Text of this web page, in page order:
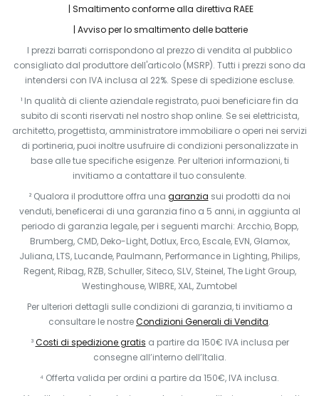
Smaltimento conforme alla direttiva RAEE
Avviso per lo smaltimento delle batterie
I prezzi barrati corrispondono al prezzo di vendita al pubblico
consigliato dal produttore dell'articolo (MSRP). Tutti i prezzi sono da
intendersi con IVA inclusa al 22%. Spese di spedizione escluse.
¹ In qualità di cliente aziendale registrato, puoi beneficiare fin da
subito di sconti riservati nel nostro shop online. Se sei elettricista,
architetto, progettista, amministratore immobiliare o operi nei servizi
di portineria, puoi inoltre usufruire di condizioni personalizzate in
base alle tue specifiche esigenze. Per ulteriori informazioni, ti
invitiamo a contattare il tuo consulente.
² Qualora il produttore offra una garanzia sui prodotti da noi
venduti, beneficerai di una garanzia fino a 5 anni, in aggiunta al
periodo di garanzia legale, per i seguenti marchi: Arcchio, Bopp,
Brumberg, CMD, Deko-Light, Dotlux, Erco, Escale, EVN, Glamox,
Juliana, LTS, Lucande, Paulmann, Performance in Lighting, Philips,
Regent, Ribag, RZB, Schuller, Siteco, SLV, Steinel, The Light Group,
Westinghouse, WIBRE, XAL, Zumtobel
Per ulteriori dettagli sulle condizioni di garanzia, ti invitiamo a
consultare le nostreCondizioni Generali di Vendita.
³Costi di spedizione gratis a partire da 150€ IVA inclusa per
consegne all’interno dell’Italia.
⁴ Offerta valida per ordini a partire da 150€, IVA inclusa.